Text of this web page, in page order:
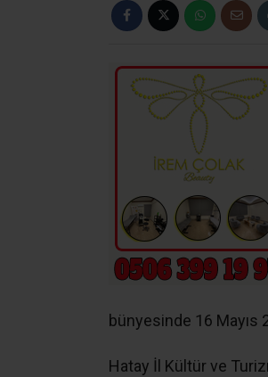
bünyesinde 16 Mayıs
Hatay İl Kültür ve